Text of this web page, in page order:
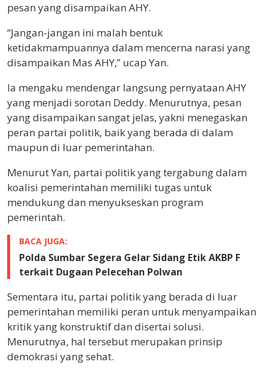
pesan yang disampaikan AHY.
“Jangan-jangan ini malah bentuk
ketidakmampuannya dalam mencerna narasi yang
disampaikan Mas AHY,” ucap Yan.
Ia mengaku mendengar langsung pernyataan AHY
yang menjadi sorotan Deddy. Menurutnya, pesan
yang disampaikan sangat jelas, yakni menegaskan
peran partai politik, baik yang berada di dalam
maupun di luar pemerintahan.
Menurut Yan, partai politik yang tergabung dalam
koalisi pemerintahan memiliki tugas untuk
mendukung dan menyukseskan program
pemerintah.
BACA JUGA:
Polda Sumbar Segera Gelar Sidang Etik AKBP F
terkait Dugaan Pelecehan Polwan
Sementara itu, partai politik yang berada di luar
pemerintahan memiliki peran untuk menyampaikan
kritik yang konstruktif dan disertai solusi.
Menurutnya, hal tersebut merupakan prinsip
demokrasi yang sehat.